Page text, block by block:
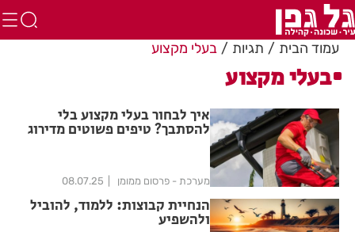
עמוד הבית תגיות בעלי מקצוע
בעלי מקצוע
איך לבחור בעלי מקצוע בלי
להסתבך? טיפים פשוטים מדירוג
מערכת - פרסום ממומן 08.07.25
הנחיית קבוצות: ללמוד, להוביל
ולהשפיע